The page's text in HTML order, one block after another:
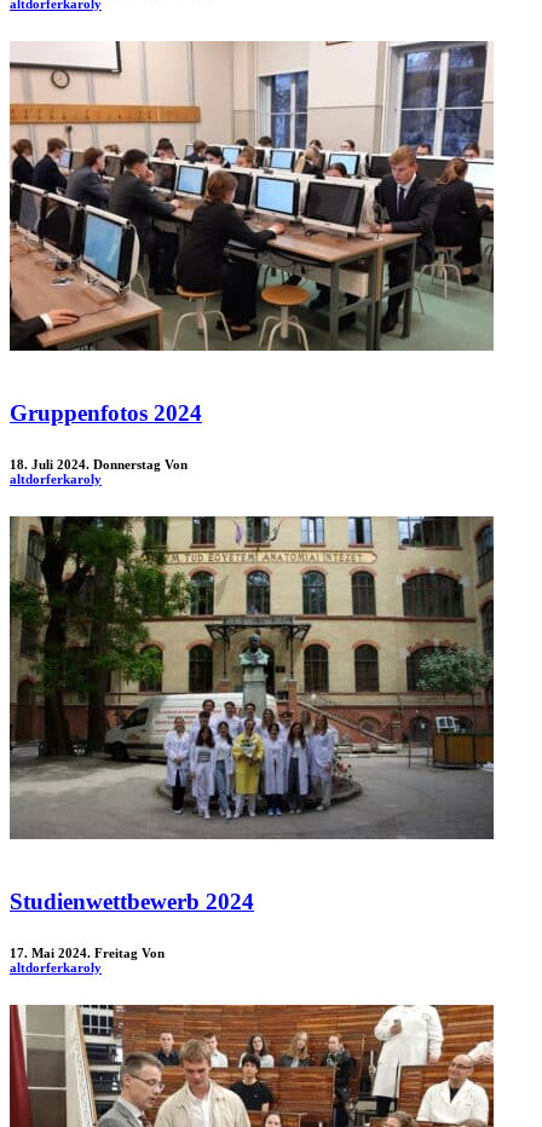
altdorferkaroly
Gruppenfotos 2024
18. Juli 2024. Donnerstag Von
altdorferkaroly
Studienwettbewerb 2024
17. Mai 2024. Freitag Von
altdorferkaroly